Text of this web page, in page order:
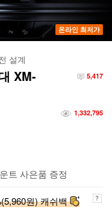
온라인 최저가
설계
XM-
5,417
1,332,795
트 사은품 증정
원) 캐쉬백